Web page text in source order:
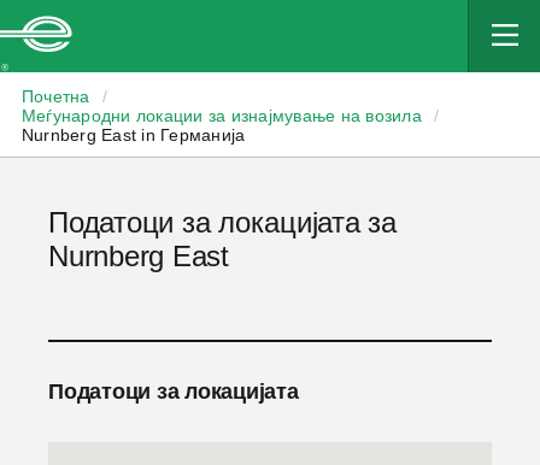
Почетна
/
Меѓународни локации за изнајмување на возила
/
Nurnberg East in Германија
Податоци за локацијата за
Nurnberg East
Податоци за локацијата